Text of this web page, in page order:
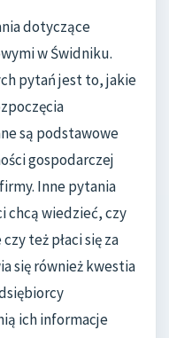
dotyczące
w Świdniku.
pytań jest to, jakie
są podstawowe
gospodarczej
Inne pytania
chcą wiedzieć, czy
też płaci się za
się również kwestia
ich informacje